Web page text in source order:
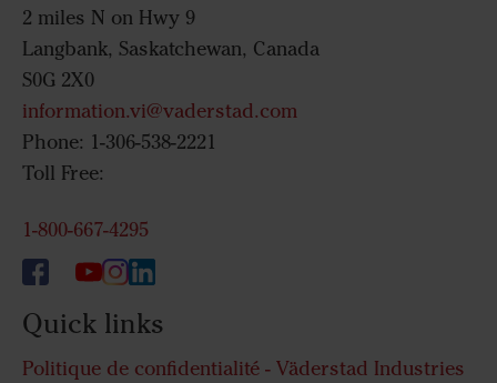
2 miles N on Hwy 9
Langbank, Saskatchewan, Canada
S0G 2X0
information.vi@vaderstad.com
Phone: 1-306-538-2221
Toll Free:
1-800-667-4295
Quick links
Politique de confidentialité - Väderstad Industries